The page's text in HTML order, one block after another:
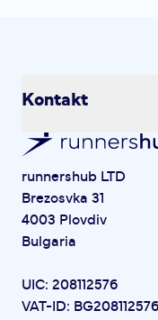
Kontakt
runnershub LTD
Brezosvka 31
4003 Plovdiv
Bulgaria
UIC: 208112576
VAT-ID: BG208112576